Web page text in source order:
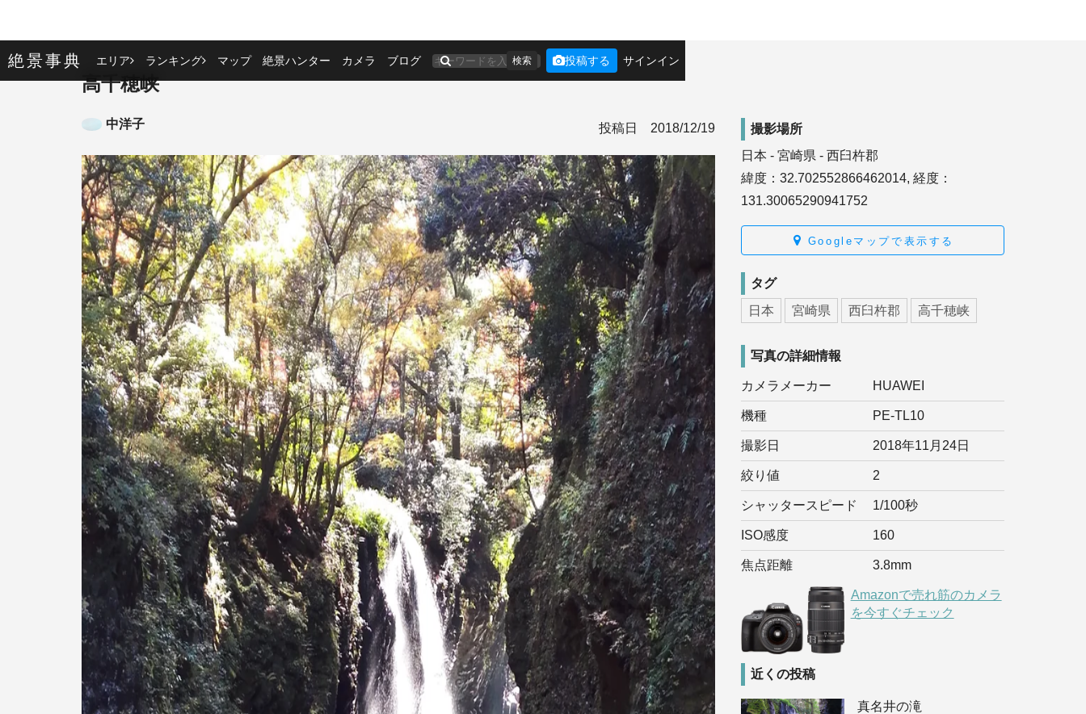
絶景事典 エリア ランキング マップ 絶景ハンター カメラ ブログ 検索 投稿する サインイン
高千穂峡
中洋子 投稿日 2018/12/19
撮影場所
日本 - 宮崎県 - 西臼杵郡
緯度：32.702552866462014, 経度：
131.30065290941752
Googleマップで表示する
タグ
日本 宮崎県 西臼杵郡 高千穂峡
写真の詳細情報
カメラメーカー HUAWEI
機種 PE-TL10
撮影日 2018年11月24日
絞り値 2
シャッタースピード 1/100秒
ISO感度 160
焦点距離 3.8mm
Amazonで売れ筋のカメラ
を今すぐチェック
近くの投稿
真名井の滝